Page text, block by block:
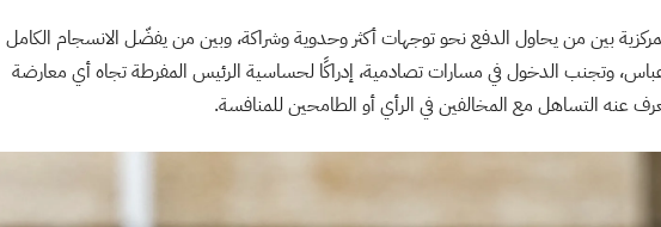
بين من يحاول الدفع نحو توجهات أكثر وحدوية وشراكة، وبين من يفضّل الانسجام الكامل
وتجنب الدخول في مسارات تصادمية، إدراكًا لحساسية الرئيس المفرطة تجاه أي معارضة
عنه التساهل مع المخالفين في الرأي أو الطامحين للمنافسة.